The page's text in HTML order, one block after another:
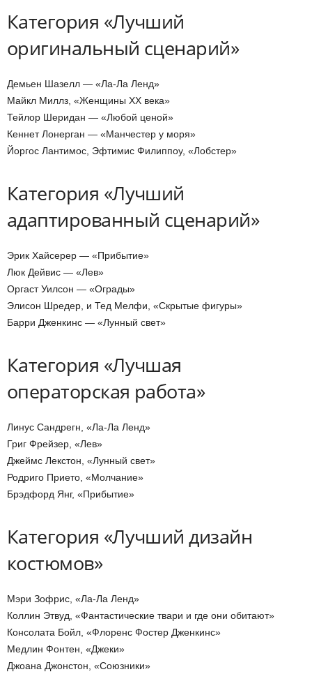
Категория «Лучший
оригинальный сценарий»
Демьен Шазелл — «Ла-Ла Ленд»
Майкл Миллз, «Женщины XX века»
Тейлор Шеридан — «Любой ценой»
Кеннет Лонерган — «Манчестер у моря»
Йоргос Лантимос, Эфтимис Филиппоу, «Лобстер»
Категория «Лучший
адаптированный сценарий»
Эрик Хайсерер — «Прибытие»
Люк Дейвис — «Лев»
Оргаст Уилсон — «Ограды»
Элисон Шредер, и Тед Мелфи, «Скрытые фигуры»
Барри Дженкинс — «Лунный свет»
Категория «Лучшая
операторская работа»
Линус Сандрегн, «Ла-Ла Ленд»
Григ Фрейзер, «Лев»
Джеймс Лекстон, «Лунный свет»
Родриго Прието, «Молчание»
Брэдфорд Янг, «Прибытие»
Категория «Лучший дизайн
костюмов»
Мэри Зофрис, «Ла-Ла Ленд»
Коллин Этвуд, «Фантастические твари и где они обитают»
Консолата Бойл, «Флоренс Фостер Дженкинс»
Медлин Фонтен, «Джеки»
Джоана Джонстон, «Союзники»